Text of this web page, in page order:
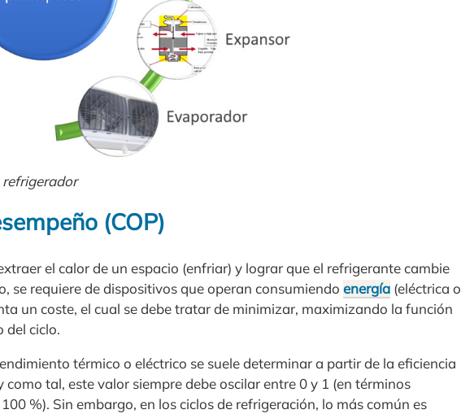
refrigerador
(COP)
el calor de un espacio (enfriar) y lograr que el refrigerante cambie
se requiere de dispositivos que operan consumiendo energía (eléctrica o
un coste, el cual se debe tratar de minimizar, maximizando la función
del ciclo.
térmico o eléctrico se suele determinar a partir de la eficiencia
como tal, este valor siempre debe oscilar entre 0 y 1 (en términos
%). Sin embargo, en los ciclos de refrigeración, lo más común es